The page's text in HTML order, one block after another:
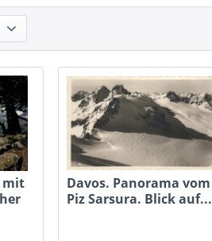
mit
Davos. Panorama vom
Piz Sarsura. Blick auf...